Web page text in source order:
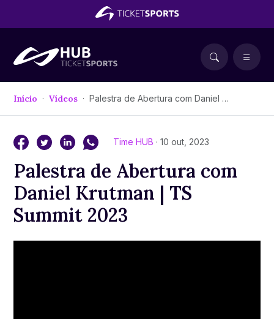
Início Vídeos Palestra de Abertura com Daniel Krutman | TS Summit 2023
Time HUB · 10 out, 2023
Palestra de Abertura com
Daniel Krutman | TS
Summit 2023